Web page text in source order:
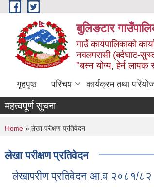
Skip to main content
बुलिङटार
गाउँ कार्यपालिकाको
नवलपरासी (बर्दघाट-
"बस्न योग्य, हेर्न लायक
गृहपृष्ठ परिचय कार्यक्रम तथा
महत्वपूर्ण सुचना
You are here
Home » लेखा परीक्षण प्रतिवेदन
लेखा परीक्षण प्रतिवेदन
लेखापरीण प्रतिवेदन आ.व २०८१/८२